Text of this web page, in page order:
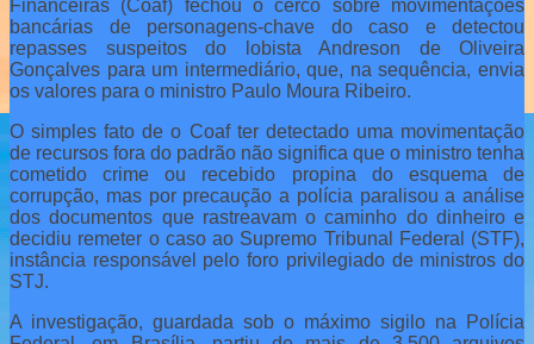
Financeiras (Coaf) fechou o cerco sobre movimentações
bancárias de personagens-chave do caso e detectou
repasses suspeitos do lobista Andreson de Oliveira
Gonçalves para um intermediário, que, na sequência, envia
os valores para o ministro Paulo Moura Ribeiro.
O simples fato de o Coaf ter detectado uma movimentação
de recursos fora do padrão não significa que o ministro tenha
cometido crime ou recebido propina do esquema de
corrupção, mas por precaução a polícia paralisou a análise
dos documentos que rastreavam o caminho do dinheiro e
decidiu remeter o caso ao Supremo Tribunal Federal (STF),
instância responsável pelo foro privilegiado de ministros do
STJ.
A investigação, guardada sob o máximo sigilo na Polícia